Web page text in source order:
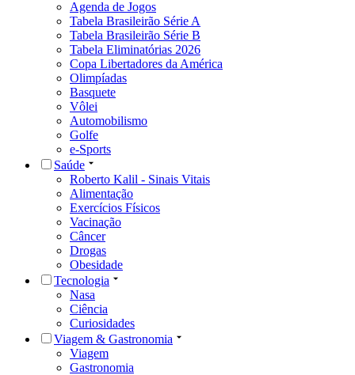
Agenda de Jogos
Tabela Brasileirão Série A
Tabela Brasileirão Série B
Tabela Eliminatórias 2026
Copa Libertadores da América
Olimpíadas
Basquete
Vôlei
Automobilismo
Golfe
e-Sports
Saúde
Roberto Kalil - Sinais Vitais
Alimentação
Exercícios Físicos
Vacinação
Câncer
Drogas
Obesidade
Tecnologia
Nasa
Ciência
Curiosidades
Viagem & Gastronomia
Viagem
Gastronomia